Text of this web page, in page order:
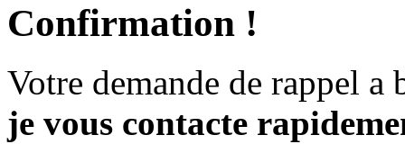
Confirmation !
Votre demande de rappel a
je vous contacte